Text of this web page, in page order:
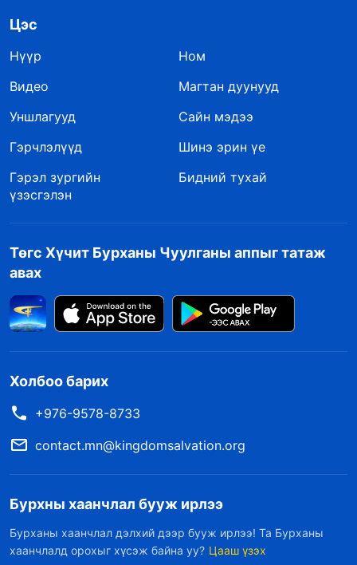
Цэс
Нүүр
Ном
Видео
Магтан дуунууд
Уншлагууд
Сайн мэдээ
Гэрчлэлүүд
Шинэ эрин үе
Гэрэл зургийн
үзэсгэлэн
Бидний тухай
Төгс Хүчит Бурханы Чуулганы аппыг татаж
авах
Холбоо барих
+976-9578-8733
contact.mn@kingdomsalvation.org
Бурхны хаанчлал бууж ирлээ
Бурханы хаанчлал дэлхий дээр бууж ирлээ! Та Бурханы
хаанчлалд орохыг хүсэж байна уу? Цааш үзэх